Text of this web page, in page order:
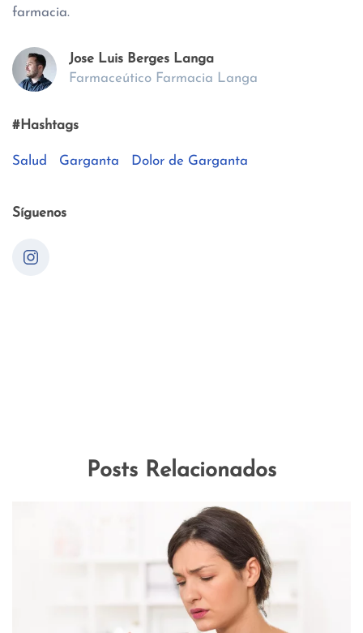
#Hashtags
Salud Garganta Dolor de Garganta
Síguenos
farmacia.
Jose Luis Berges Langa
Farmaceútico Farmacia Langa
Posts Relacionados